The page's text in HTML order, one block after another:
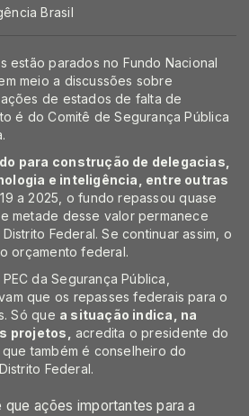
Brasil
estão parados no Fundo Nacional
meio a discussões sobre
de estados de falta de
é do Comitê de Segurança Pública
para construção de delegacias,
e inteligência, entre outras
a 2025, o fundo repassou quase
metade desse valor permanece
Federal. Se continuar assim, o
orçamento federal.
da Segurança Pública,
que os repasses federais para o
Só que a situação indica, na
projetos,
acredita o presidente do
também é conselheiro do
Federal.
ações importantes para a